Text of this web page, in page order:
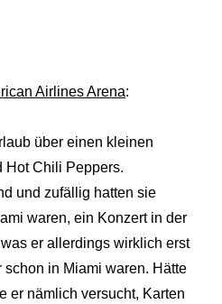
Airlines Arena:
über einen kleinen
Hot Chili Peppers.
und zufällig hatten sie
waren, ein Konzert in der
er allerdings wirklich erst
schon in Miami waren. Hätte
er nämlich versucht, Karten